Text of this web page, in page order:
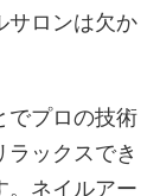
サロンは欠か
でプロの技術
ックスでき
。ネイルアー